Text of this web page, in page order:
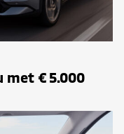
met € 5.000